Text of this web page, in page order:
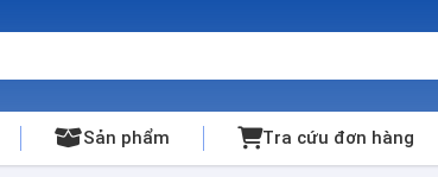
Sản phẩm Tra cứu đơn hàng